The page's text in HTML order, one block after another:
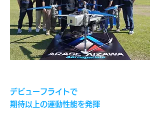
デビューフライトで
期待以上の運動性能を発揮